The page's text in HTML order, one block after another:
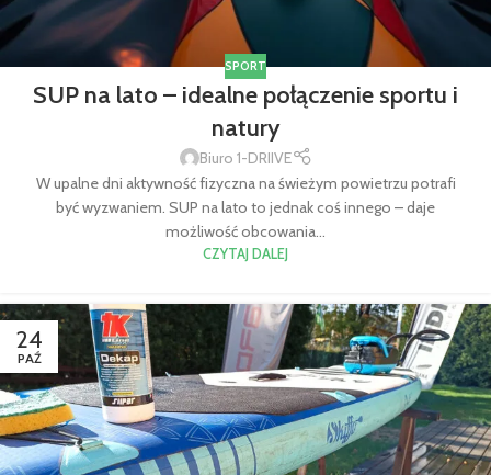
SPORT
SUP na lato – idealne połączenie sportu i
natury
Biuro 1-DRIIVE
W upalne dni aktywność fizyczna na świeżym powietrzu potrafi
być wyzwaniem. SUP na lato to jednak coś innego – daje
możliwość obcowania...
CZYTAJ DALEJ
24
PAŹ